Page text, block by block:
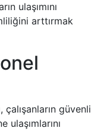
ulaşımını
arttırmak
çalışanların güvenli